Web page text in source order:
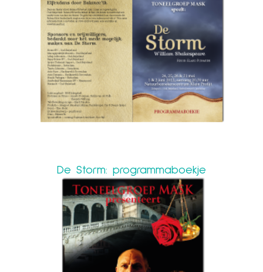
De Storm: programmaboekje